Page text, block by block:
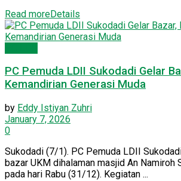
Read moreDetails
PC Pemuda LDII Sukodadi Gelar
Kemandirian Generasi Muda
by Eddy Istiyan Zuhri
January 7, 2026
0
Sukodadi (7/1). PC Pemuda LDII
bazar UKM dihalaman masjid An Namiroh
pada hari Rabu (31/12). Kegiatan ...